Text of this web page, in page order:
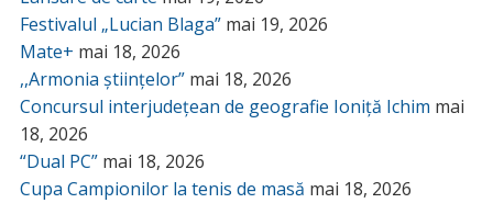
Festivalul „Lucian Blaga” mai 19, 2026
Mate+ mai 18, 2026
,,Armonia științelor” mai 18, 2026
Concursul interjudețean de geografie Ioniță Ichim mai
18, 2026
“Dual PC” mai 18, 2026
Cupa Campionilor la tenis de masă mai 18, 2026